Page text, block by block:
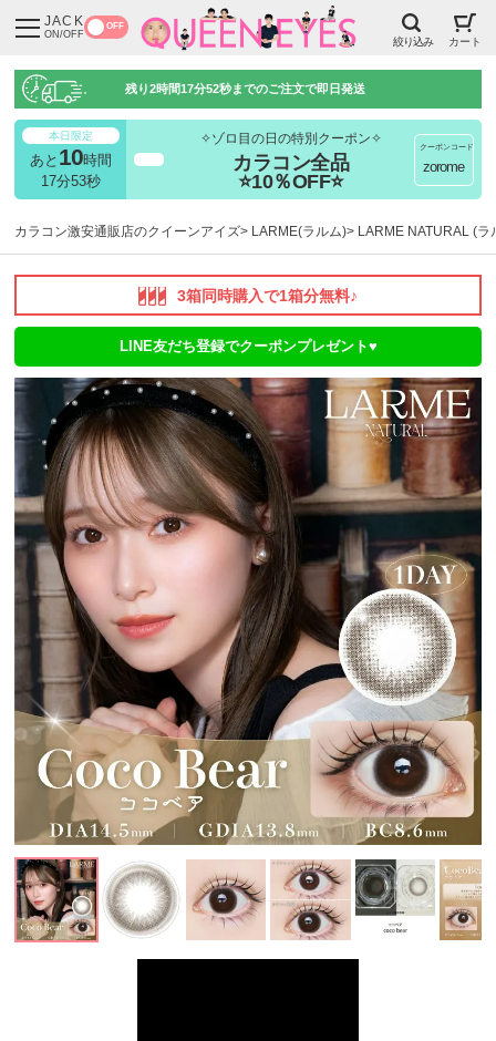
JACK
ON/OFF
OFF
絞り込み カート
残り2時間17分51秒までのご注文で即日発送
本日限定
あと 10時間
17分52秒
✧ゾロ目の日の特別クーポン✧
カラコン全品
⭐10％OFF⭐
クーポンコード
zorome
カラコン激安通販店のクイーンアイズ LARME(ラルム) LARME NATURAL (ラ
3箱同時購入で1箱分無料♪
LINE友だち登録でクーポンプレゼント♥